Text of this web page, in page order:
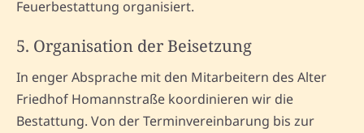
Feuerbestattung organisiert.
5. Organisation der Beisetzung
In enger Absprache mit den Mitarbeitern des Alter
Friedhof Homannstraße koordinieren wir die
Bestattung. Von der Terminvereinbarung bis zur